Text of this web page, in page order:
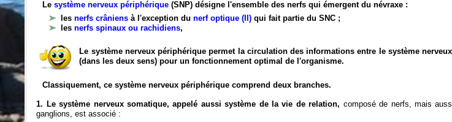
Lesystème nerveux périphérique (SNP) désigne l'ensemble des nerfs qui émergent du névraxe :
lesnerfs crâniens à l'exception du nerf optique (II) qui fait partie du SNC ;
lesnerfs spinaux ou rachidiens,
Le système nerveux périphérique permet la circulation des informations entre le système
(dans les deux sens) pour un fonctionnement optimal de l'organisme.
Classiquement, ce système nerveux périphérique comprend deux branches.
1. Le système nerveux somatique, appelé aussi système de la vie de relation, composé de nerfs, mais
ganglions, est associé :